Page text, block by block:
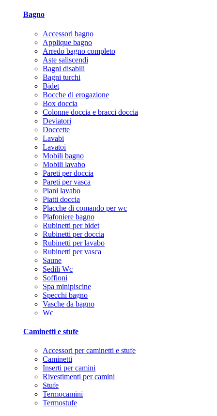
Bagno
Accessori bagno
Applique bagno
Arredo bagno completo
Aste saliscendi
Bagni disabili
Bagni turchi
Bidet
Bocche di erogazione
Box doccia
Colonne doccia e bracci doccia
Deviatori
Doccette
Lavabi
Lavatoi
Mobili bagno
Mobili lavabo
Pareti per doccia
Pareti per vasca
Piani lavabo
Piatti doccia
Placche di comando per wc
Plafoniere bagno
Rubinetti per bidet
Rubinetti per doccia
Rubinetti per lavabo
Rubinetti per vasca
Saune
Sedili Wc
Soffioni
Spa minipiscine
Specchi bagno
Vasche da bagno
Wc
Caminetti e stufe
Accessori per caminetti e stufe
Caminetti
Inserti per camini
Rivestimenti per camini
Stufe
Termocamini
Termostufe